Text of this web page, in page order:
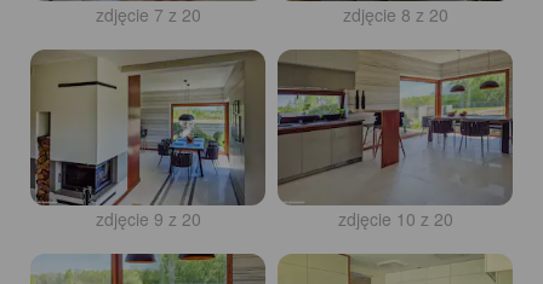
zdjęcie 7 z 20 zdjęcie 8 z 20
zdjęcie 9 z 20 zdjęcie 10 z 20